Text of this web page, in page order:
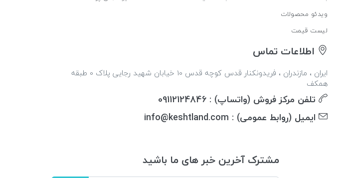
ویدئو محصولات
لیست قیمت
اطلاعات تماس
ایران ، مازندران ، فریدونکنار قدس کوچه قدس 10 خیابان شهید رجایی پلاک 0 طبقه
همکف
تلفن مرکز فروش (واتساپ) : 09112124846
ایمیل (روابط عمومی) : info@keshtland.com
مشترک آخرین خبر های ما باشید